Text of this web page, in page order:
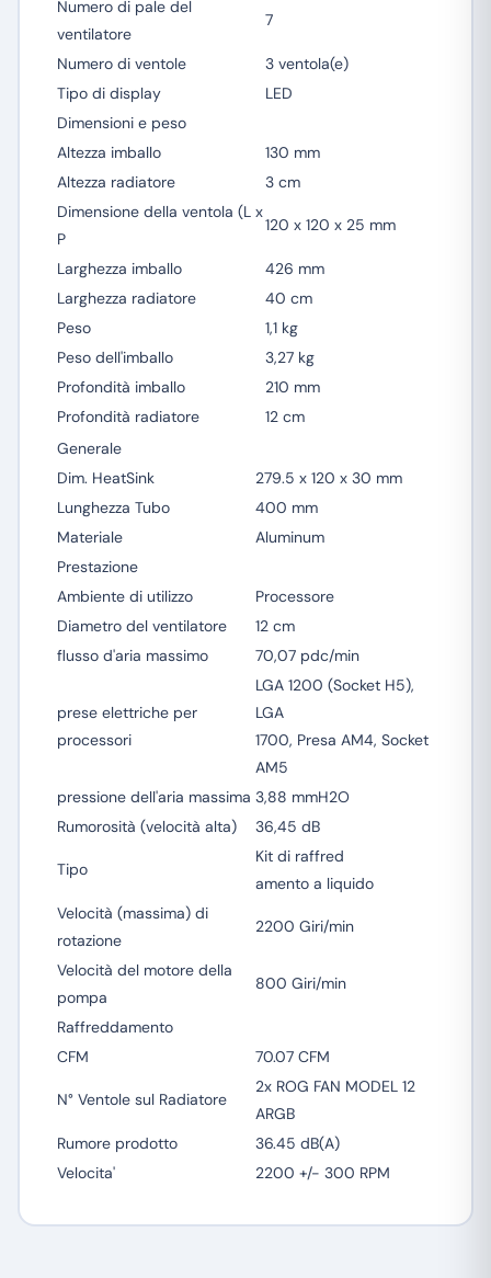
Numero di pale del
ventilatore
7
Numero di ventole
3 ventola(e)
Tipo di display
LED
Dimensioni e peso
Altezza imballo
130 mm
Altezza radiatore
3 cm
Dimensione della ventola (L x
P
120 x 120 x 25 mm
Larghezza imballo
426 mm
Larghezza radiatore
40 cm
Peso
1,1 kg
Peso dell'imballo
3,27 kg
Profondità imballo
210 mm
Profondità radiatore
12 cm
Generale
Dim. HeatSink
279.5 x 120 x 30 mm
Lunghezza Tubo
400 mm
Materiale
Aluminum
Prestazione
Ambiente di utilizzo
Processore
Diametro del ventilatore
12 cm
flusso d'aria massimo
70,07 pdc/min
prese elettriche per
processori
LGA 1200 (Socket H5),
LGA
1700, Presa AM4, Socket
AM5
pressione dell'aria massima 3,88 mmH2O
Rumorosità (velocità alta)
36,45 dB
Tipo
Kit di raffred
amento a liquido
Velocità (massima) di
rotazione
2200 Giri/min
Velocità del motore della
pompa
800 Giri/min
Raffreddamento
CFM
70.07 CFM
N° Ventole sul Radiatore
2x ROG FAN MODEL 12
ARGB
Rumore prodotto
36.45 dB(A)
Velocita'
2200 +/- 300 RPM